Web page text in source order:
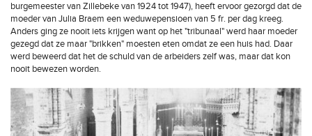
burgemeester van Zillebeke van 1924 tot 1947), heeft ervoor gezorgd dat de
moeder van Julia Braem een weduwepensioen van 5 fr. per dag kreeg.
Anders ging ze nooit iets krijgen want op het "tribunaal" werd haar moeder
gezegd dat ze maar "brikken" moesten eten omdat ze een huis had. Daar
werd beweerd dat het de schuld van de arbeiders zelf was, maar dat kon
nooit bewezen worden.